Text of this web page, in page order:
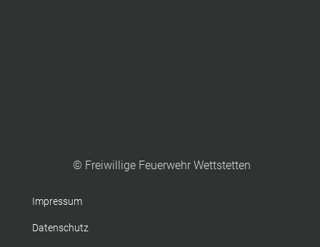
© Freiwillige Feuerwehr Wettstetten
Impressum
Datenschutz